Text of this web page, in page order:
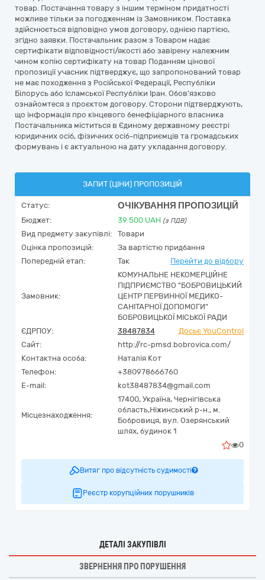
товар. Постачання товару з іншим терміном придатності
можливе тільки за погодженням із Замовником. Поставка
здійснюється відповідно умов договору, однією партією,
згідно заявки. Постачальник разом з Товаром надає
сертифікати відповідності/якості або завірену належним
чином копію сертифікату на товар Поданням цінової
пропозиції учасник підтверджує, що запропонований товар
не має походження з Російської Федерації, Республіки
Білорусь або Ісламської Республіки Іран. Обов'язково
ознайомтеся з проєктом договору. Сторони підтверджують,
що інформація про кінцевого бенефіціарного власника
Постачальника міститься в Єдиному державному реєстрі
юридичних осіб, фізичних осіб-підприємців та громадських
формувань і є актуальною на дату укладання договору.
ЗАПИТ (ЦІНИ) ПРОПОЗИЦІЙ
Статус: ОЧІКУВАННЯ ПРОПОЗИЦІЙ
Бюджет: 39 500 UAH (з ПДВ)
Вид предмету закупівлі:
Товари
Оцінка пропозицій:
За вартістю придбання
Попередній етап:
Так Перейти до відбору
Замовник:
КОМУНАЛЬНЕ НЕКОМЕРЦІЙНЕ
ПІДПРИЄМСТВО "БОБРОВИЦЬКИЙ
ЦЕНТР ПЕРВИННОЇ МЕДИКО-
САНІТАРНОЇ ДОПОМОГИ"
БОБРОВИЦЬКОЇ МІСЬКОЇ РАДИ
ЄДРПОУ:
38487834
Досьє YouControl
Сайт:
http://rc-pmsd.bobrovica.com/
Контактна особа:
Наталія Кот
Телефон:
+380978666760
E-mail:
kot38487834@gmail.com
Місцезнаходження:
17400, Україна, Чернігівська
область,Ніжинський р-н., м.
Бобровиця, вул. Озерянський
шлях, будинок 1
0
Витяг про відсутність судимості
Реєстр корупційних порушників
ДЕТАЛІ ЗАКУПІВЛІ
ЗВЕРНЕННЯ ПРО ПОРУШЕННЯ